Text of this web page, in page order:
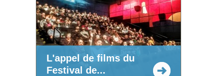
L'appel de films du
Festival de...